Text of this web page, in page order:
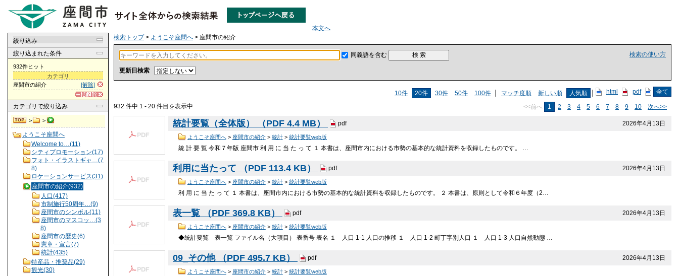
本文へ
絞り込み
絞り込まれた条件
932件ヒット
カテゴリ
[解除]
座間市の紹介
カテゴリ で絞り込み
> >
ようこそ座間へ
Welcome to…(11)
シティプロモーション(17)
フォト・イラストギャ…(7
8)
ロケーションサービス(31)
座間市の紹介(932)
人口(417)
市制施行50周年…(9)
座間市のシンボル(11)
座間市のマスコッ…(3
8)
座間市の歴史(6)
憲章・宣言(7)
統計(435)
特産品・推奨品(29)
観光(30)
検索トップ> ようこそ座間へ > 座間市の紹介
検索の使い方
同義語を含む
更新日検索
10件 20件 30件 50件 100件 マッチ度順 新しい順 人気順 html pdf 全て
932 件中 1 - 20 件目を表示中 <<前へ 1 2 3 4 5 6 7 8 9 10 次へ>>
2026年4月13日
統計要覧（全体版） （PDF 4.4 MB） pdf
ようこそ座間へ> 座間市の紹介> 統計> 統計要覧web版
統 計 要 覧 令和７年版 座間市 利 用 に 当 た っ て １ 本書は、座間市内における市勢の基本的な統計資料を収録したものです。 …
2026年4月13日
利用に当たって （PDF 113.4 KB） pdf
ようこそ座間へ> 座間市の紹介> 統計> 統計要覧web版
利 用 に 当 た っ て １ 本書は、座間市内における市勢の基本的な統計資料を収録したものです。 ２ 本書は、原則として令和６年度（2…
2026年4月13日
表一覧 （PDF 369.8 KB） pdf
ようこそ座間へ> 座間市の紹介> 統計> 統計要覧web版
◆統計要覧 表一覧 ファイル名（大項目） 表番号 表名 １ 人口 1-1 人口の推移 １ 人口 1-2 町丁字別人口 １ 人口 1-3 人口自然動態 …
2026年4月13日
09_その他 （PDF 495.7 KB） pdf
ようこそ座間へ> 座間市の紹介> 統計> 統計要覧web版